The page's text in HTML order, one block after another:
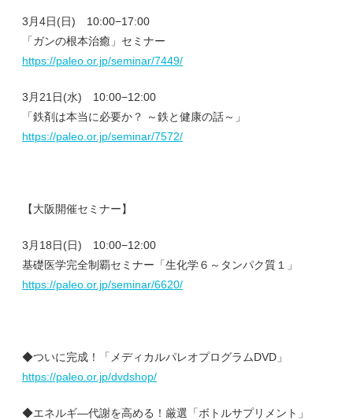
3月4日(日) 10:00−17:00
「ガンの根本治癒」セミナー
https://paleo.or.jp/seminar/7449/
3月21日(水) 10:00−12:00
「鉄剤は本当に必要か？ ～鉄と健康の話～」
https://paleo.or.jp/seminar/7572/
【大阪開催セミナー】
3月18日(日) 10:00−12:00
基礎医学完全制覇セミナー「生化学６～タンパク質１」
https://paleo.or.jp/seminar/6620/
◆ついに完成！「メディカルパレオプログラムDVD」
https://paleo.or.jp/dvdshop/
◆エネルギ―代謝を高める！厳選「ボトルサプリメント」